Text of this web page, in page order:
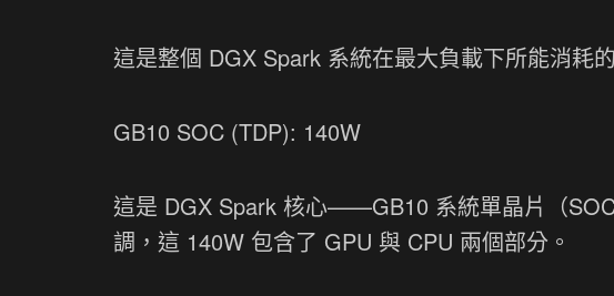
這是整個 DGX Spark 系統在最大負載下所能消耗
GB10 SOC (TDP): 140W
這是 DGX Spark 核心——GB10 系統單晶片（
調，這 140W 包含了 GPU 與 CPU 兩個部分。